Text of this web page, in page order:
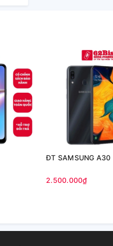
ĐT SAMSUNG A30
2.500.000₫